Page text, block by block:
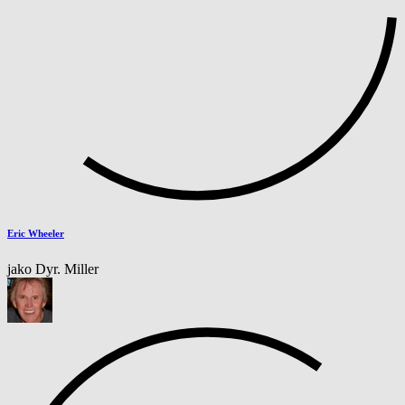
Eric Wheeler
jako Dyr. Miller